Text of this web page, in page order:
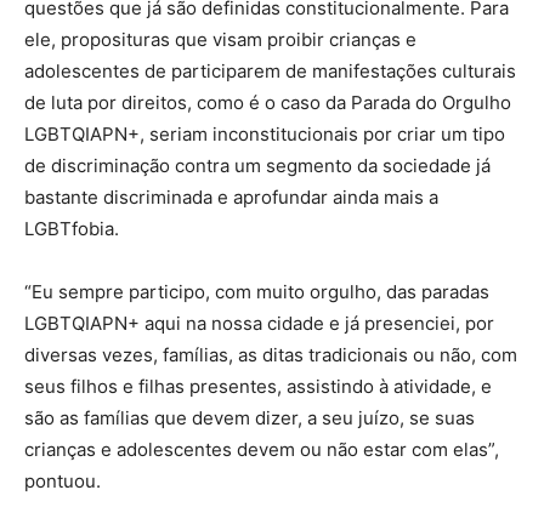
questões que já são definidas constitucionalmente. Para
ele, proposituras que visam proibir crianças e
adolescentes de participarem de manifestações culturais
de luta por direitos, como é o caso da Parada do Orgulho
LGBTQIAPN+, seriam inconstitucionais por criar um tipo
de discriminação contra um segmento da sociedade já
bastante discriminada e aprofundar ainda mais a
LGBTfobia.
“Eu sempre participo, com muito orgulho, das paradas
LGBTQIAPN+ aqui na nossa cidade e já presenciei, por
diversas vezes, famílias, as ditas tradicionais ou não, com
seus filhos e filhas presentes, assistindo à atividade, e
são as famílias que devem dizer, a seu juízo, se suas
crianças e adolescentes devem ou não estar com elas”,
pontuou.